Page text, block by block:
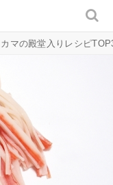
マの殿堂入りレシピ